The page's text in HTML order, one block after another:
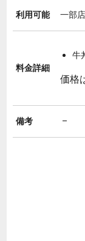
利用可能 一部
料金詳細
牛
価格
備考 –